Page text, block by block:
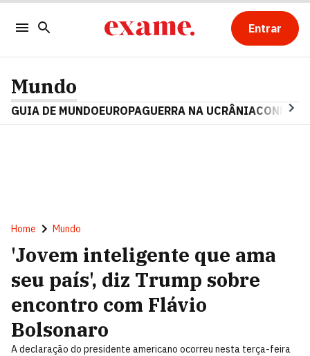
Entrar
Mundo
GUIA DE MUNDOEUROPAGUERRA NA UCRÂNIA
Home Mundo
'Jovem inteligente que ama
seu país', diz Trump sobre
encontro com Flávio
Bolsonaro
A declaração do presidente americano ocorreu nesta terça-feira